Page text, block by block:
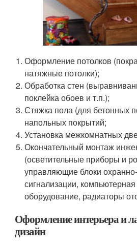
Оформление потолков
натяжные потолки);
Обработка стен
поклейка обоев и т.п.);
Стяжка пола (для бетонных
напольных покрытий;
Установка межкомнатных
Окончательный монтаж
(осветительные приборы и
управляющие блоки
сигнализации,
оборудование, радиаторы
Оформление интерьера и
дизайн